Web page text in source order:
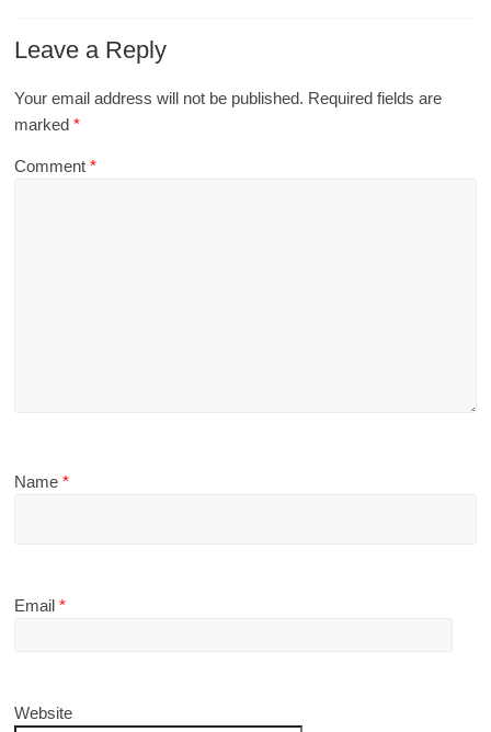
Leave a Reply
Your email address will not be published. Required fields are
marked*
Comment*
Name*
Email*
Website